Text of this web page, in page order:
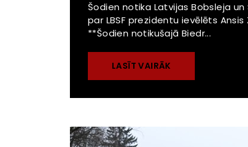
Šodien notika Latvijas Bobsleja
par LBSF prezidentu ievēlēts
**Šodien notikušajā Biedr...
LASĪT VAIRĀK